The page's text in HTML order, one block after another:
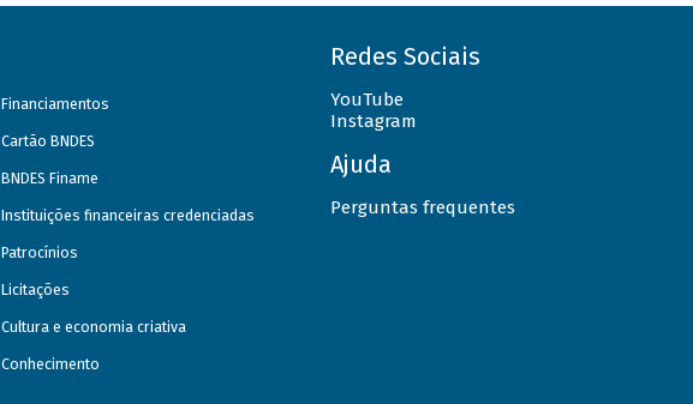
Financiamentos
Cartão BNDES
BNDES Finame
Instituições financeiras credenciadas
Patrocínios
Licitações
Cultura e economia criativa
Conhecimento
Redes Sociais
YouTube
Instagram
Ajuda
Perguntas frequentes